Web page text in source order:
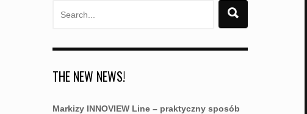
for:
THE NEW NEWS!
Markizy INNOVIEW Line – praktyczny sposób